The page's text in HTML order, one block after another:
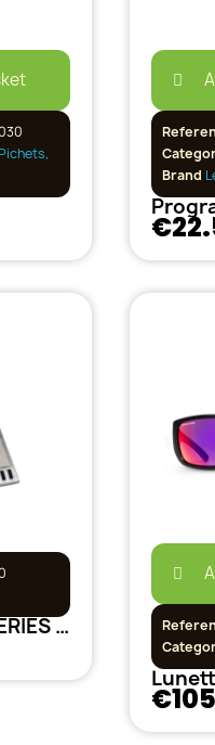
Brand
Balance GM SERIES PRO 0,001gr x 20gr